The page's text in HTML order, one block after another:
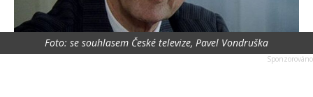
Foto: se souhlasem České televize, Pavel Vondruška